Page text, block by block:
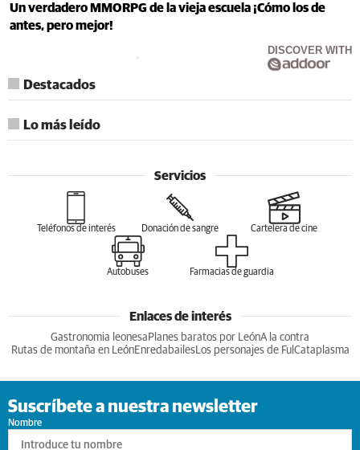
Un verdadero MMORPG de la vieja escuela ¡Cómo los de
antes, pero mejor!
DISCOVER WITH
Destacados
Lo más leído
Servicios
Teléfonos de interés Donación de sangre Cartelera de cine
Autobuses Farmacias de guardia
Enlaces de interés
Gastronomia leonesa Planes baratos por LeónA la contra
Rutas de montaña en LeónEnredabailesLos personajes de Ful Cataplasma
Suscríbete a nuestra newsletter
Nombre